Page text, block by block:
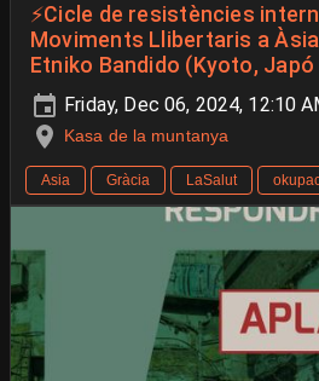
⚡Cicle de resistències
Moviments Llibertaris a
Etniko Bandido (Kyoto, Japó
Filipines)
Friday, Dec 06, 2024, 12:10
Kasa de la muntanya
Asia Gràcia LaSalut